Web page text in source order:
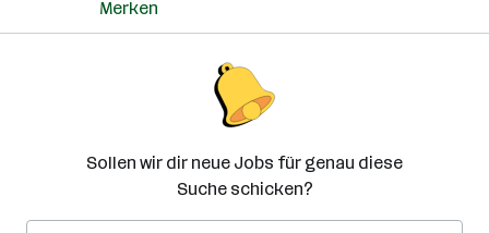
Merken
Sollen wir dir neue Jobs für genau diese
Suche schicken?